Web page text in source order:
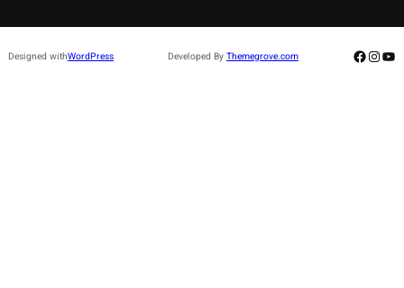
Designed withWordPress Developed By Themegrove.com